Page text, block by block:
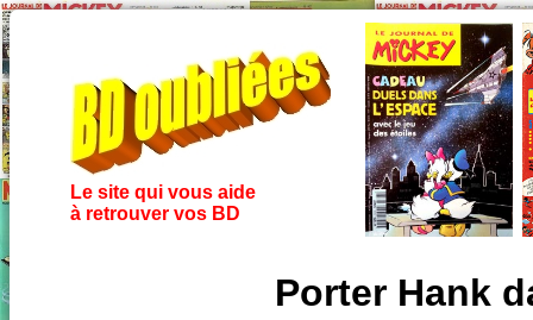
Le site qui vous aide
à retrouver vos BD
Porter Hank